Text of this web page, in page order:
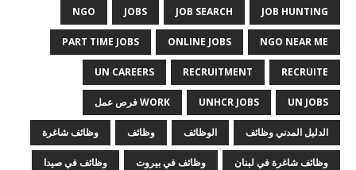
JOB HUNTING
JOB SEARCH
JOBS
NGO
NGO NEAR ME
ONLINE JOBS
PART TIME JOBS
RECRUITE
RECRUITMENT
UN CAREERS
UN JOBS
UNHCR JOBS WORK فرص عمل
الدليل المدني وظائف الوظائف وظائف وظائف شاغرة
وظائف شاغرة في لبنان وظائف في بيروت وظائف في صيدا